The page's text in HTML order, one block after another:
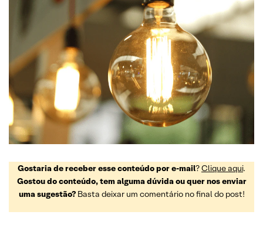
Gostaria de receber esse conteúdo por e-mail?Clique aqui.
Gostou do conteúdo, tem alguma dúvida ou quer nos enviar
uma sugestão?Basta deixar um comentário no final do post!